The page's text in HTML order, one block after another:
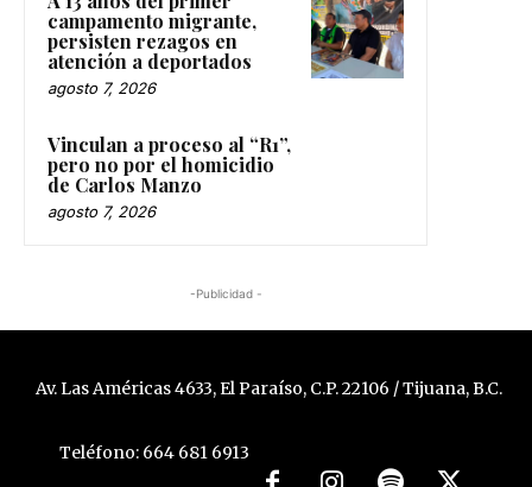
campamento migrante,
persisten rezagos en
atención a deportados
agosto 7, 2026
Vinculan a proceso al “R1”,
pero no por el homicidio
de Carlos Manzo
agosto 7, 2026
-Publicidad -
Av. Las Américas 4633, El Paraíso, C.P. 22106 / Tijuana, B.C.
Teléfono: 664 681 6913